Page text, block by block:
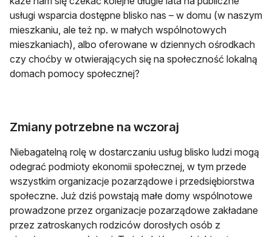
usługi wsparcia dostępne blisko nas – w domu (w naszym
mieszkaniu, ale też np. w małych wspólnotowych
mieszkaniach), albo oferowane w dziennych ośrodkach
czy choćby w otwierających się na społeczność lokalną
domach pomocy społecznej?
Zmiany potrzebne na wczoraj
Niebagatelną rolę w dostarczaniu usług blisko ludzi mogą
odegrać podmioty ekonomii społecznej, w tym przede
wszystkim organizacje pozarządowe i przedsiębiorstwa
społeczne. Już dziś powstają małe domy wspólnotowe
prowadzone przez organizacje pozarządowe zakładane
przez zatroskanych rodziców dorosłych osób z